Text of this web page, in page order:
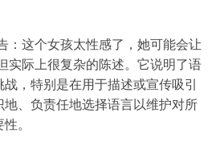
：这个女孩太性感了，她可能会让
实际上很复杂的陈述。它说明了语
，特别是在用于描述或宣传吸引
、负责任地选择语言以维护对所
。